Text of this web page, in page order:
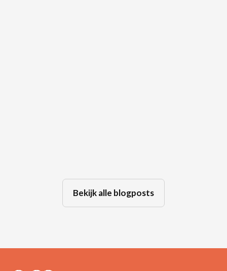
Bekijk alle blogposts